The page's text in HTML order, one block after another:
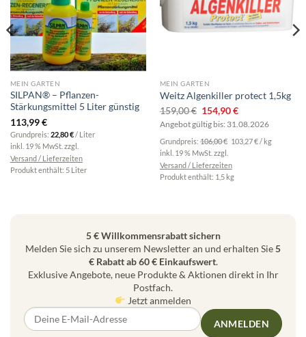
MEIN GARTEN
SILPAN® – Pflanzen-
Stärkungsmittel 5 Liter günstig
113,99€
Grundpreis: 22,80€/ Liter
inkl. 19 % MwSt. zzgl.
Versand / Lieferzeiten
Produkt enthält: 5 Liter
MEIN GARTEN
Weitz Algenkiller protect 1,5kg
159,00€ Ursprünglicher
Preis
war:
159,00 €
154,90€Aktueller
Preis
ist:
Angebot gültig bis: 31.08.2026
Grundpreis: 106,00€ 103,27€/ kg
inkl. 19 % MwSt. zzgl.
Versand / Lieferzeiten
Produkt enthält: 1,5 kg
5 € Willkommensrabatt sichern
Melden Sie sich zu unserem Newsletter an und erhalten Sie5
€ Rabatt ab 60 € Einkaufswert.
Exklusive Angebote, neue Produkte & Aktionen direkt in Ihr
Postfach.
Jetzt anmelden
ANMELDEN